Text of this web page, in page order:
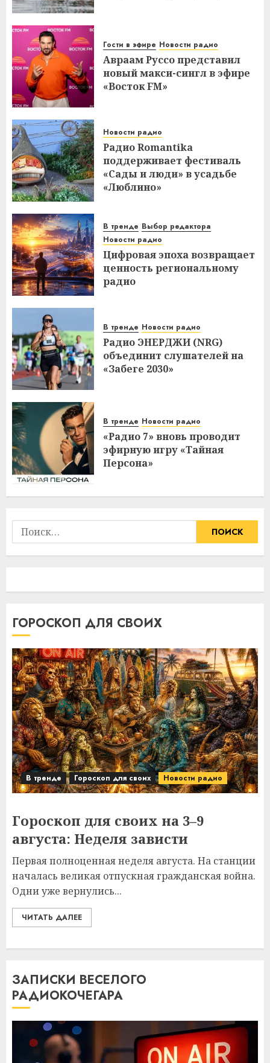
Гости в эфире Новости радио
Авраам Руссо представил
новый макси-сингл в эфире
«Восток FM»
Новости радио
Радио Romantika
поддерживает фестиваль
«Сады и люди» в усадьбе
«Люблино»
В тренде Выбор редактора
Новости радио
Цифровая эпоха возвращает
ценность региональному
радио
В тренде Новости радио
Радио ЭНЕРДЖИ (NRG)
объединит слушателей на
«Забеге 2030»
В тренде Новости радио
«Радио 7» вновь проводит
эфирную игру «Тайная
Персона»
Найти:
ГОРОСКОП ДЛЯ СВОИХ
В тренде Гороскоп для своих Новости радио
Гороскоп для своих на 3–9
августа: Неделя зависти
Первая полноценная неделя августа. На станции
началась великая отпускная гражданская война.
Одни уже вернулись...
ЧИТАТЬ ДАЛЕЕ
ЗАПИСКИ ВЕСЕЛОГО
РАДИОКОЧЕГАРА